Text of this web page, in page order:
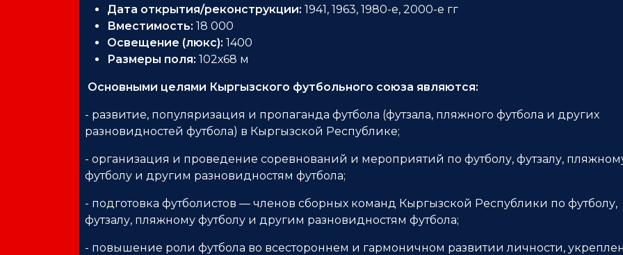
Дата открытия/реконструкции: 1941, 1963, 1980-е, 2000-е гг
Вместимость: 18 000
Освещение (люкс): 1400
Размеры поля: 102х68 м
Основными целями Кыргызского футбольного союза являются:
- развитие, популяризация и пропаганда футбола (футзала, пляжного футбола и других
разновидностей футбола) в Кыргызской Республике;
- организация и проведение соревнований и мероприятий по футболу, футзалу,
футболу и другим разновидностям футбола;
- подготовка футболистов — членов сборных команд Кыргызской Республики по футболу,
футзалу, пляжному футболу и другим разновидностям футбола;
- повышение роли футбола во всестороннем и гармоничном развитии личности,